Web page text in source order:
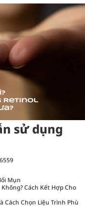
sử dụng
6559
Mụn
Cách Kết Hợp Cho
Cách Chọn Liệu Trình Phù